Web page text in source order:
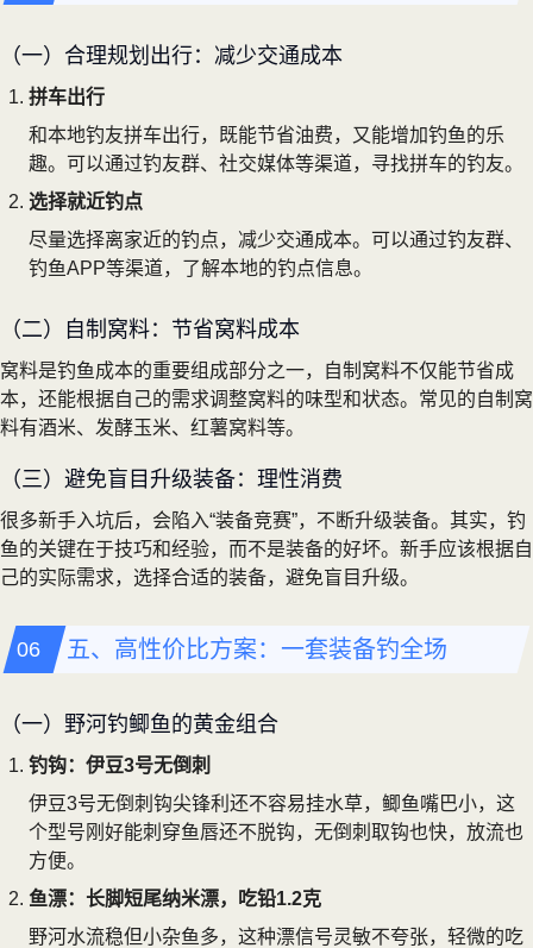
（一）合理规划出行：减少交通成本
拼车出行
和本地钓友拼车出行，既能节省油费，又能增加钓鱼的乐
趣。可以通过钓友群、社交媒体等渠道，寻找拼车的钓友。
选择就近钓点
尽量选择离家近的钓点，减少交通成本。可以通过钓友群、
钓鱼APP等渠道，了解本地的钓点信息。
（二）自制窝料：节省窝料成本
窝料是钓鱼成本的重要组成部分之一，自制窝料不仅能节省成
本，还能根据自己的需求调整窝料的味型和状态。常见的自制窝
料有酒米、发酵玉米、红薯窝料等。
（三）避免盲目升级装备：理性消费
很多新手入坑后，会陷入“装备竞赛”，不断升级装备。其实，钓
鱼的关键在于技巧和经验，而不是装备的好坏。新手应该根据自
己的实际需求，选择合适的装备，避免盲目升级。
五、高性价比方案：一套装备钓全场
（一）野河钓鲫鱼的黄金组合
钓钩：伊豆3号无倒刺
伊豆3号无倒刺钩尖锋利还不容易挂水草，鲫鱼嘴巴小，这
个型号刚好能刺穿鱼唇还不脱钩，无倒刺取钩也快，放流也
方便。
鱼漂：长脚短尾纳米漂，吃铅1.2克
野河水流稳但小杂鱼多，这种漂信号灵敏不夸张，轻微的吃